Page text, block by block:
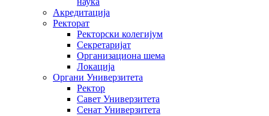
Акредитација
Ректорат
Ректорски колегијум
Секретаријат
Организациона шема
Локација
Органи Универзитета
Ректор
Савет Универзитета
Сенат Универзитета